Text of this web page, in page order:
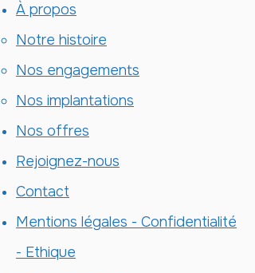
À propos
Notre histoire
Nos engagements
Nos implantations
Nos offres
Rejoignez-nous
Contact
Mentions légales - Confidentialité
- Ethique